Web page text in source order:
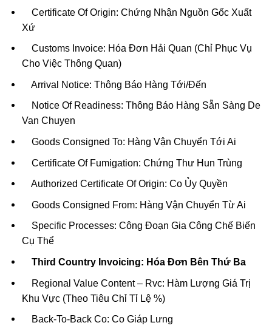
Certificate Of Origin: Chứng Nhận Nguồn Gốc Xuất
Xứ
Customs Invoice: Hóa Đơn Hải Quan (Chỉ Phục Vụ
Cho Việc Thông Quan)
Arrival Notice: Thông Báo Hàng Tới/Đến
Notice Of Readiness: Thông Báo Hàng Sẵn Sàng De
Van Chuyen
Goods Consigned To: Hàng Vận Chuyển Tới Ai
Certificate Of Fumigation: Chứng Thư Hun Trùng
Authorized Certificate Of Origin: Co Ủy Quyền
Goods Consigned From: Hàng Vận Chuyển Từ Ai
Specific Processes: Công Đoạn Gia Công Chế Biến
Cụ Thể
Third Country Invoicing: Hóa Đơn Bên Thứ Ba
Regional Value Content – Rvc: Hàm Lượng Giá Trị
Khu Vực (Theo Tiêu Chỉ Tỉ Lệ %)
Back-To-Back Co: Co Giáp Lưng